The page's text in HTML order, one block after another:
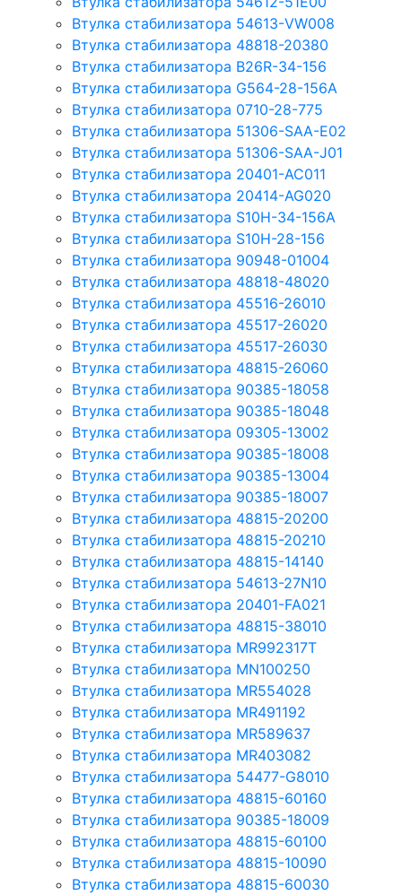
Втулка стабилизатора 54613-VW008
Втулка стабилизатора 48818-20380
Втулка стабилизатора B26R-34-156
Втулка стабилизатора G564-28-156A
Втулка стабилизатора 0710-28-775
Втулка стабилизатора 51306-SAA-E02
Втулка стабилизатора 51306-SAA-J01
Втулка стабилизатора 20401-AC011
Втулка стабилизатора 20414-AG020
Втулка стабилизатора S10H-34-156A
Втулка стабилизатора S10H-28-156
Втулка стабилизатора 90948-01004
Втулка стабилизатора 48818-48020
Втулка стабилизатора 45516-26010
Втулка стабилизатора 45517-26020
Втулка стабилизатора 45517-26030
Втулка стабилизатора 48815-26060
Втулка стабилизатора 90385-18058
Втулка стабилизатора 90385-18048
Втулка стабилизатора 09305-13002
Втулка стабилизатора 90385-18008
Втулка стабилизатора 90385-13004
Втулка стабилизатора 90385-18007
Втулка стабилизатора 48815-20200
Втулка стабилизатора 48815-20210
Втулка стабилизатора 48815-14140
Втулка стабилизатора 54613-27N10
Втулка стабилизатора 20401-FA021
Втулка стабилизатора 48815-38010
Втулка стабилизатора MR992317T
Втулка стабилизатора MN100250
Втулка стабилизатора MR554028
Втулка стабилизатора MR491192
Втулка стабилизатора MR589637
Втулка стабилизатора MR403082
Втулка стабилизатора 54477-G8010
Втулка стабилизатора 48815-60160
Втулка стабилизатора 90385-18009
Втулка стабилизатора 48815-60100
Втулка стабилизатора 48815-10090
Втулка стабилизатора 48815-60030